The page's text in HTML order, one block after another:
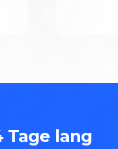
Tage lang